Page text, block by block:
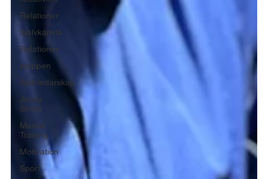
Relationer
Självkänsla
Relationer
kroppen
Självledarskap
Jenny
Ström
Mental
Träning
Motivation
Sport